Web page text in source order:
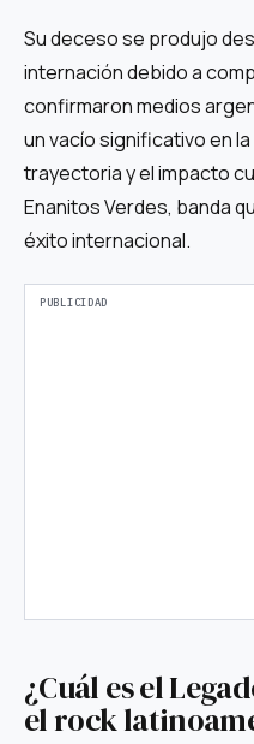
Su deceso se produjo
internación debido a
confirmaron medios
un vacío significativo en
trayectoria y el impacto
Enanitos Verdes, banda
éxito internacional.
¿Cuál es el
el rock